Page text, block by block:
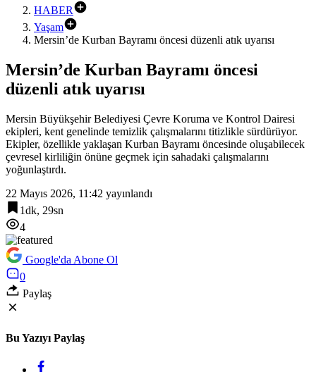
HABER
Yaşam
Mersin’de Kurban Bayramı öncesi düzenli atık uyarısı
Mersin’de Kurban Bayramı öncesi
düzenli atık uyarısı
Mersin Büyükşehir Belediyesi Çevre Koruma ve Kontrol Dairesi
ekipleri, kent genelinde temizlik çalışmalarını titizlikle sürdürüyor.
Ekipler, özellikle yaklaşan Kurban Bayramı öncesinde oluşabilecek
çevresel kirliliğin önüne geçmek için sahadaki çalışmalarını
yoğunlaştırdı.
22 Mayıs 2026, 11:42 yayınlandı
1dk, 29sn
4
Google'da Abone Ol
0
Paylaş
Bu Yazıyı Paylaş